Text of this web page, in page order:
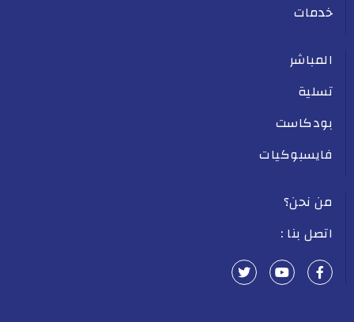
خدمات
المباشر
تسلية
بودكاست
فايسبوكيات
من نحن؟
اتصل بنا :